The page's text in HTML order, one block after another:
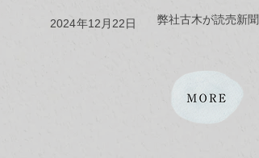
2024年12月22日 弊社古木が読売新